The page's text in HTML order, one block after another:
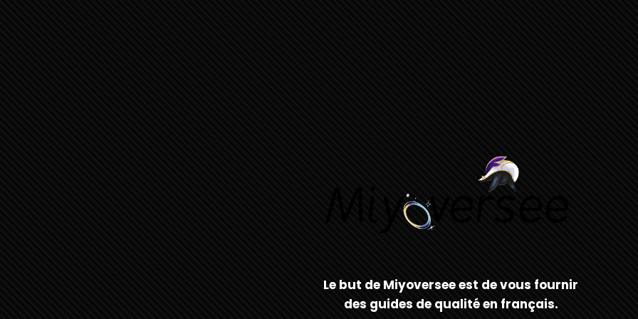
Le but de Miyoversee est de vous fournir
des guides de qualité en français.